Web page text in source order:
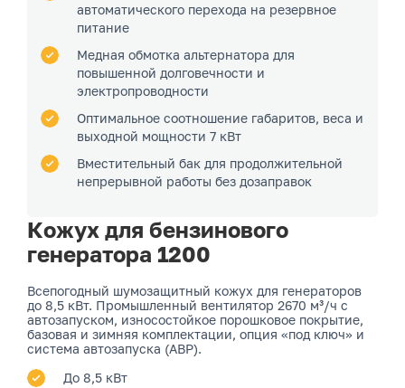
автоматического перехода на резервное
питание
Медная обмотка альтернатора для
повышенной долговечности и
электропроводности
Оптимальное соотношение габаритов, веса и
выходной мощности 7 кВт
Вместительный бак для продолжительной
непрерывной работы без дозаправок
Кожух для бензинового
генератора 1200
Всепогодный шумозащитный кожух для генераторов
до 8,5 кВт. Промышленный вентилятор 2670 м³/ч с
автозапуском, износостойкое порошковое покрытие,
базовая и зимняя комплектации, опция «под ключ» и
система автозапуска (АВР).
До 8,5 кВт